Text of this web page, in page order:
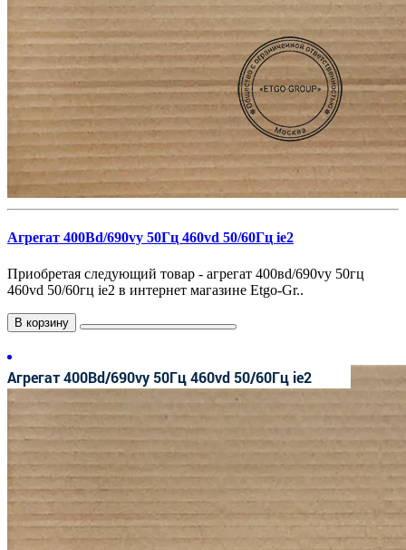
Агрегат 400Вd/690vy 50Гц 460vd 50/60Гц ie2
Приобретая следующий товар - агрегат 400вd/690vy 50гц
460vd 50/60гц ie2 в интернет магазине Etgo-Gr..
В корзину